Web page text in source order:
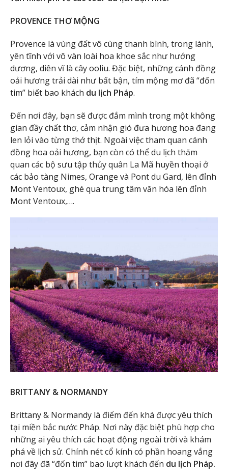
PROVENCE THƠ MỘNG
Provence là vùng đất vô cùng thanh bình, trong lành,
yên tĩnh với vô vàn loài hoa khoe sắc như hướng
dương, diên vĩ là cây ooliu. Đặc biệt, những cánh đồng
oải hương trải dài như bất bận, tím mộng mơ đã “đốn
tim” biết bao khách du lịch Pháp.
Đến nơi đây, bạn sẽ được đắm mình trong một không
gian đầy chất thơ, cảm nhận gió đưa hương hoa đang
len lỏi vào từng thớ thịt. Ngoài việc tham quan cánh
đồng hoa oải hương, bạn còn có thể du lịch thăm
quan các bộ sưu tập thủy quân La Mã huyền thoại ở
các bảo tàng Nimes, Orange và Pont du Gard, lên đỉnh
Mont Ventoux, ghé qua trung tâm văn hóa lên đỉnh
Mont Ventoux,….
BRITTANY & NORMANDY
Brittany & Normandy là điểm đến khá được yêu thích
tại miền bắc nước Pháp. Nơi này đặc biệt phù hợp cho
những ai yêu thích các hoạt động ngoài trời và khám
phá về lịch sử. Chính nét cổ kính có phần hoang vắng
nơi đây đã “đốn tim” bao lượt khách đến du lịch Pháp.